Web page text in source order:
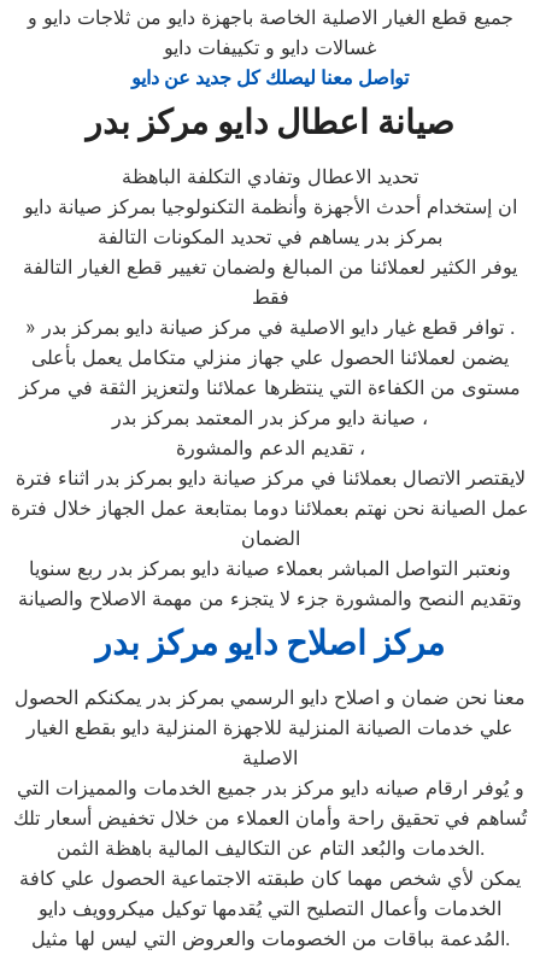
جميع قطع الغيار الاصلية الخاصة باجهزة دايو من ثلاجات دايو و
غسالات دايو و تكييفات دايو
تواصل معنا ليصلك كل جديد عن دايو
صيانة اعطال دايو مركز بدر
تحديد الاعطال وتفادي التكلفة الباهظة
ان إستخدام أحدث الأجهزة وأنظمة التكنولوجيا بمركز صيانة دايو
بمركز بدر يساهم في تحديد المكونات التالفة
يوفر الكثير لعملائنا من المبالغ ولضمان تغيير قطع الغيار التالفة
فقط
» توافر قطع غيار دايو الاصلية في مركز صيانة دايو بمركز بدر .
يضمن لعملائنا الحصول علي جهاز منزلي متكامل يعمل بأعلى
مستوى من الكفاءة التي ينتظرها عملائنا ولتعزيز الثقة في مركز
صيانة دايو مركز بدر المعتمد بمركز بدر ،
تقديم الدعم والمشورة ،
لايقتصر الاتصال بعملائنا في مركز صيانة دايو بمركز بدر اثناء فترة
عمل الصيانة نحن نهتم بعملائنا دوما بمتابعة عمل الجهاز خلال فترة
الضمان
ونعتبر التواصل المباشر بعملاء صيانة دايو بمركز بدر ربع سنويا
وتقديم النصح والمشورة جزء لا يتجزء من مهمة الاصلاح والصيانة
مركز اصلاح دايو مركز بدر
معنا نحن ضمان و اصلاح دايو الرسمي بمركز بدر يمكنكم الحصول
علي خدمات الصيانة المنزلية للاجهزة المنزلية دايو بقطع الغيار
الاصلية
و يُوفر ارقام صيانه دايو مركز بدر جميع الخدمات والمميزات التي
تُساهم في تحقيق راحة وأمان العملاء من خلال تخفيض أسعار تلك
الخدمات والبُعد التام عن التكاليف المالية باهظة الثمن.
يمكن لأي شخص مهما كان طبقته الاجتماعية الحصول علي كافة
الخدمات وأعمال التصليح التي يُقدمها توكيل ميكروويف دايو
المُدعمة بباقات من الخصومات والعروض التي ليس لها مثيل.